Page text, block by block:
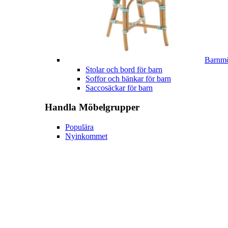
Stolar och bord för barn
Soffor och bänkar för barn
Saccosäckar för barn
Handla Möbelgrupper
Populära
Nyinkommet